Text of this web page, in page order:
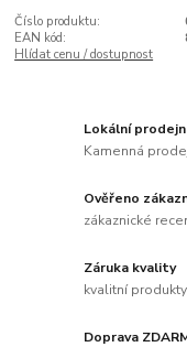
Číslo produktu:
EAN kód:
Hlídat cenu / dostupnost
Lokální
Kamenná
Ověřeno
zákaznické
Záruka kvality
kvalitní produkty
Doprava